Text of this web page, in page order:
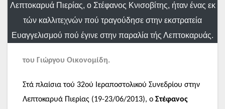
Λεπτοκαρυά Πιερίας, ο Στέφανος Κνισοβίτης, ήταν ένας εκ
τών καλλιτεχνών πού τραγούδησε στην εκστρατεία
Ευαγγελισμού πού έγινε στην παραλία τής Λεπτοκαρυάς.
του Γιώργου Οικονομίδη.
Στά πλαίσια τού 32ού Ιεραποστολικού Συνεδρίου στην
Λεπτοκαρυά Πιερίας (19-23/06/2013), ο Στέφανος